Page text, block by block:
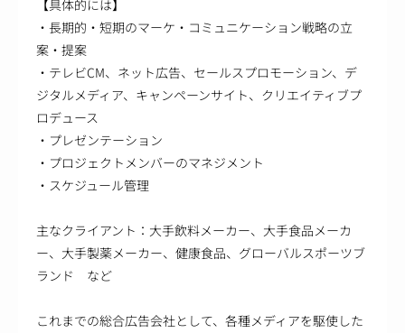
【具体的には】
・長期的・短期のマーケ・コミュニケーション戦略の立
案・提案
・テレビCM、ネット広告、セールスプロモーション、デ
ジタルメディア、キャンペーンサイト、クリエイティブプ
ロデュース
・プレゼンテーション
・プロジェクトメンバーのマネジメント
・スケジュール管理
主なクライアント：大手飲料メーカー、大手食品メーカ
ー、大手製薬メーカー、健康食品、グローバルスポーツブ
ランド など
これまでの総合広告会社として、各種メディアを駆使した